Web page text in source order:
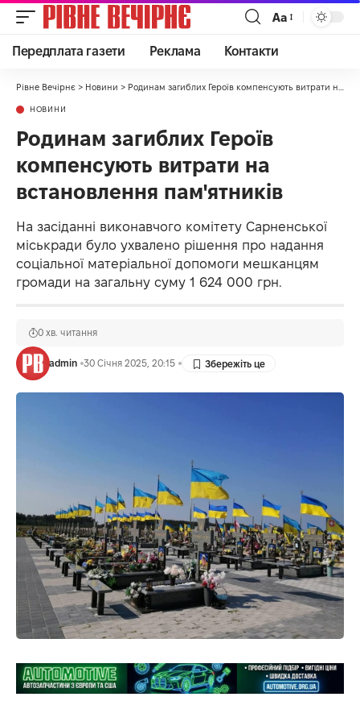
Аа
Передплата газети Реклама Контакти
Рівне Вечірнє > Новини > Родинам загиблих Героїв компенсують витрати на встановлення пам'ятників
НОВИНИ
Родинам загиблих Героїв
компенсують витрати на
встановлення пам'ятників
На засіданні виконавчого комітету Сарненської
міськради було ухвалено рішення про надання
соціальної матеріальної допомоги мешканцям
громади на загальну суму 1 624 000 грн.
admin 30 Січня 2025, 20:15
0 хв. читання